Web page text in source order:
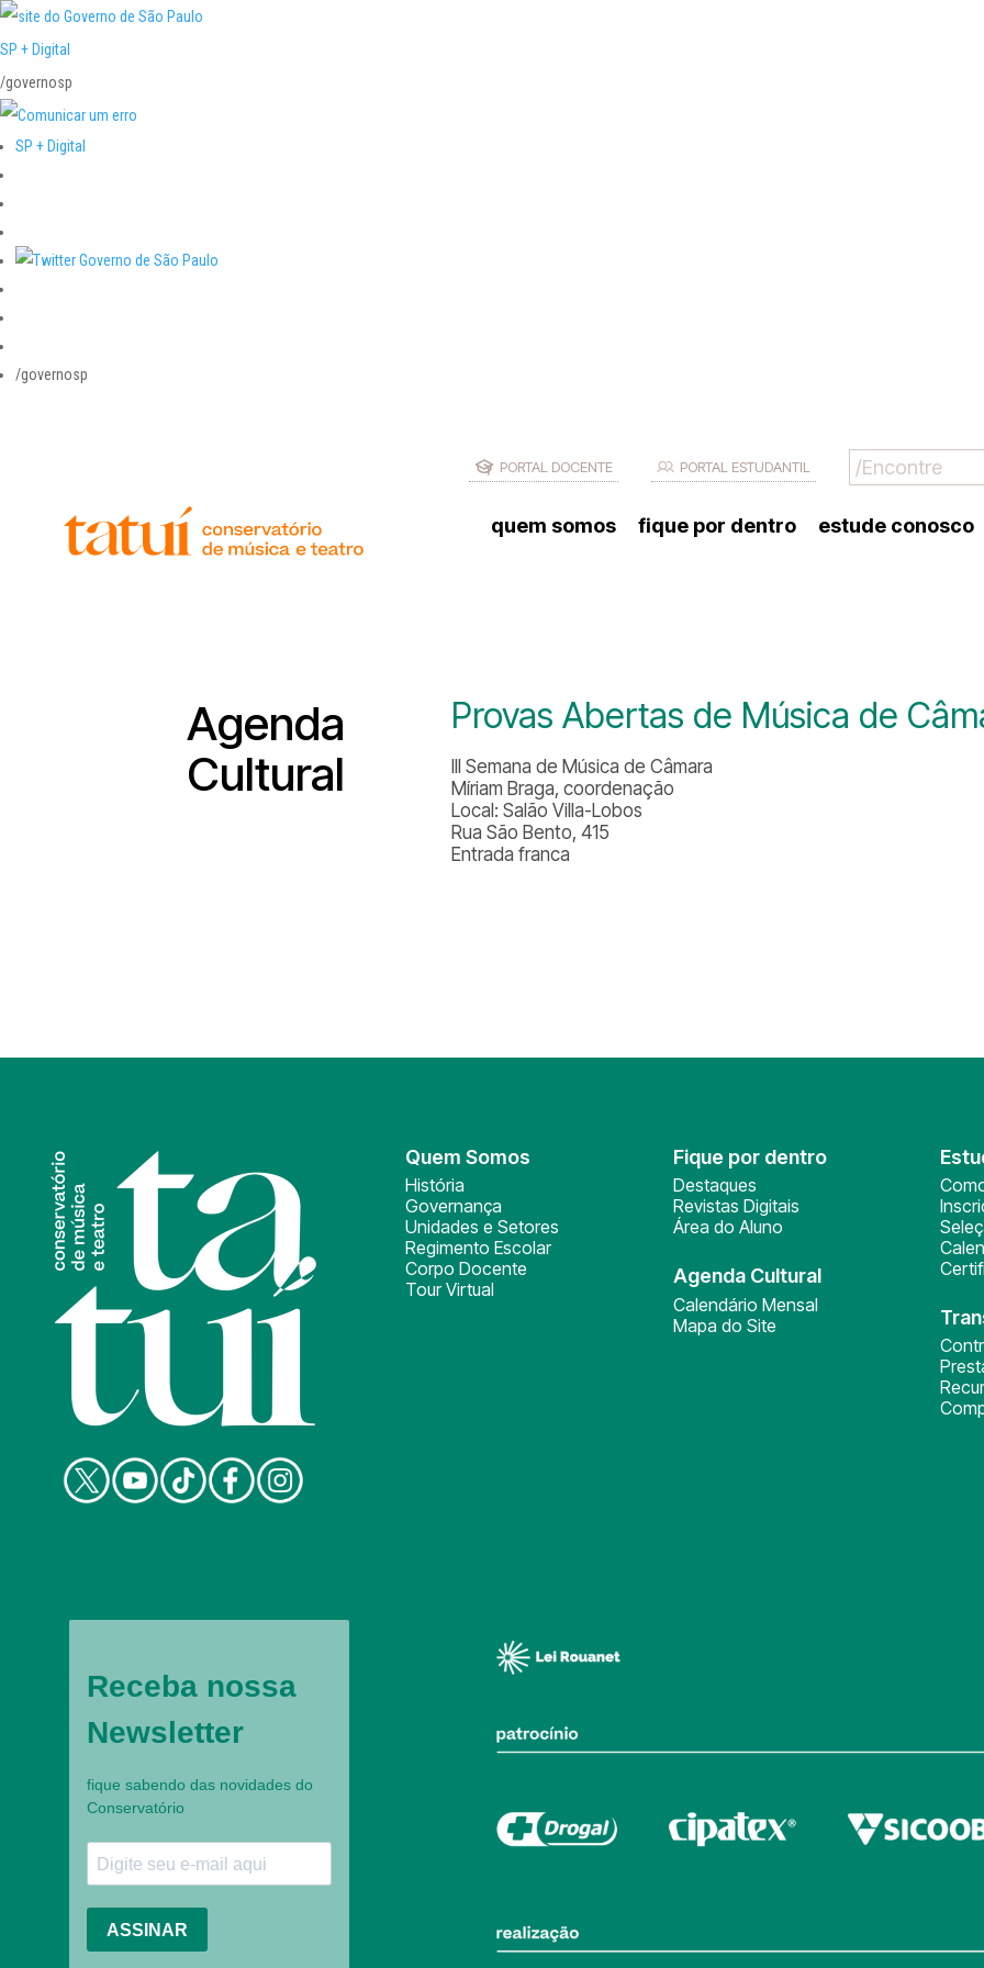
SP + Digital
/governosp
SP + Digital
/governosp
PORTAL DOCENTE PORTAL ESTUDANTIL
quem somos fique por dentro estude conosco
Agenda
Cultural
Provas Abertas de Música de
III Semana de Música de Câmara
Míriam Braga, coordenação
Local: Salão Villa-Lobos
Rua São Bento, 415
Entrada franca
Quem Somos
História
Governança
Unidades e Setores
Regimento Escolar
Corpo Docente
Tour Virtual
Fique por dentro
Destaques
Revistas Digitais
Área do Aluno
Agenda Cultural
Calendário Mensal
Mapa do Site